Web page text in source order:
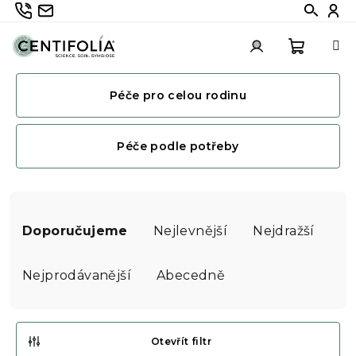
Přejít
obsah
735 336 882
info@centifolia.cz Hledat
košík
Péče pro celou rodinu
Péče podle potřeby
Doporučujeme Nejlevnější Nejdražší
Nejprodávanější Abecedně
Otevřít filtr